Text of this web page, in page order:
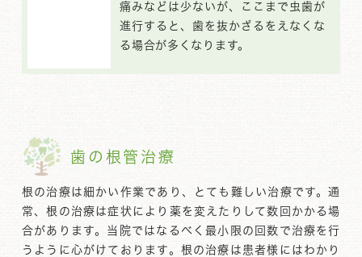
痛みなどは少ないが、ここまで虫歯が
進行すると、歯を抜かざるをえなくな
る場合が多くなります。
歯の根管治療
根の治療は細かい作業であり、とても難しい治療です。通
常、根の治療は症状により薬を変えたりして数回かかる場
合があります。当院ではなるべく最小限の回数で治療を行
うように心がけております。根の治療は患者様にはわかり